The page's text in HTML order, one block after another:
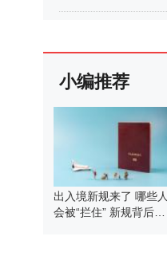
小编推荐
出入境新规来了 哪些人
会被“拦住” 新规背后的